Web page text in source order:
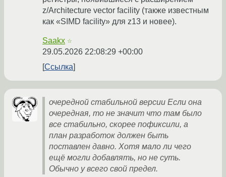
z/Architecture vector facility (также известным
как «SIMD facility» для z13 и новее).
Saakx ☆
29.05.2026 22:08:29 +00:00
Ссылка
очередной стабильной версии Если она
очередная, то не значит что там было
все стабильно, скорее пофиксили, а
план разработок должен быть
поставлен давно. Хотя мало ли чего
ещё могли добавлять, но не суть.
Обычно у всего свой предел.